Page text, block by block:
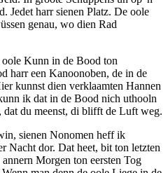
Jedet harr sienen Platz. De oole
genau, wo dien Rad
Kunn in de Bood ton
harr een Kanoonoben, de in de
kunnst dien verklaamten Hannen
ik dat in de Bood nich uthooln
du meenst, di blifft de Luft weg.
sienen Nonomen heff ik
Nacht dor. Dat heet, bit ton letzten
Morgen ton eersten Tog